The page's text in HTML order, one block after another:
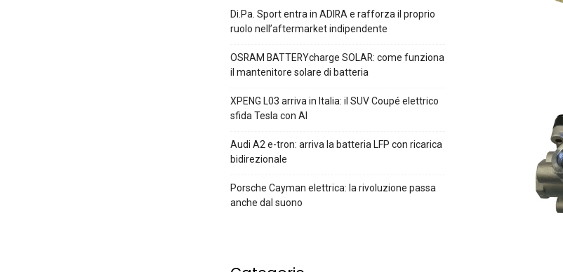
Di.Pa. Sport entra in ADIRA e rafforza il proprio
ruolo nell’aftermarket indipendente
OSRAM BATTERYcharge SOLAR: come funziona
il mantenitore solare di batteria
XPENG L03 arriva in Italia: il SUV Coupé elettrico
sfida Tesla con AI
Audi A2 e-tron: arriva la batteria LFP con ricarica
bidirezionale
Porsche Cayman elettrica: la rivoluzione passa
anche dal suono